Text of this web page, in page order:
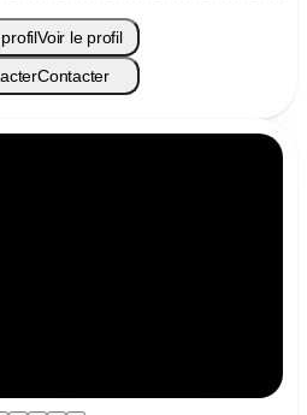
Voir le profil
Contacter